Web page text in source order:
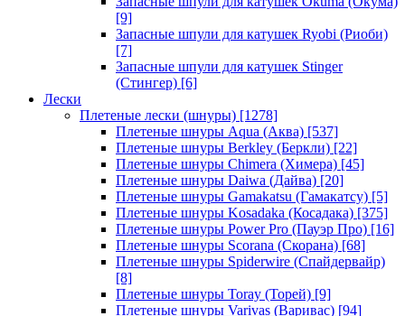
[9]
Запасные шпули для катушек Ryobi (Риоби)
[7]
Запасные шпули для катушек Stinger
(Стингер) [6]
Лески
Плетеные лески (шнуры) [1278]
Плетеные шнуры Aqua (Аква) [537]
Плетеные шнуры Berkley (Беркли) [22]
Плетеные шнуры Chimera (Химера) [45]
Плетеные шнуры Daiwa (Дайва) [20]
Плетеные шнуры Gamakatsu (Гамакатсу) [5]
Плетеные шнуры Kosadaka (Косадака) [375]
Плетеные шнуры Power Pro (Пауэр Про) [16]
Плетеные шнуры Scorana (Скорана) [68]
Плетеные шнуры Spiderwire (Спайдервайр)
[8]
Плетеные шнуры Toray (Торей) [9]
Плетеные шнуры Varivas (Варивас) [94]